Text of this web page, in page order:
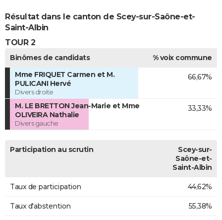
Résultat dans le canton de Scey-sur-Saône-et-
Saint-Albin
TOUR 2
Binômes de candidats
% voix commune
Mme FRIQUET Carmen et M.
PULICANI Hervé
Divers droite
66,67%
M. LE BRETTON Jean-Marie et Mme
OLIVEIRA Nathalie
Divers gauche
33,33%
Participation au scrutin
Scey-sur-
Saône-et-
Saint-Albin
Taux de participation 44,62%
Taux d'abstention 55,38%